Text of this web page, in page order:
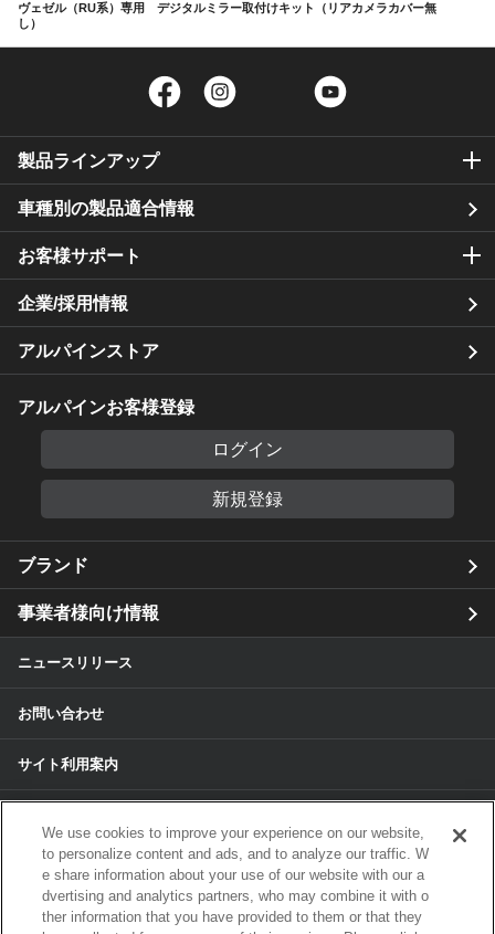
ヴェゼル（RU系）専用 デジタルミラー取付けキット（リアカメラカバー無
し）
Facebook Twitter
製品ラインアップ
車種別の製品適合情報
お客様サポート
企業/採用情報
アルパインストア
アルパインお客様登録
ログイン
新規登録
ブランド
事業者様向け情報
ニュースリリース
お問い合わせ
サイト利用案内
個人情報のお取扱いについて
各種サービスの個人情報保護方針
We use cookies to improve your experience on our website,
to personalize content and ads, and to analyze our traffic. W
e share information about your use of our website with our a
dvertising and analytics partners, who may combine it with o
ther information that you have provided to them or that they